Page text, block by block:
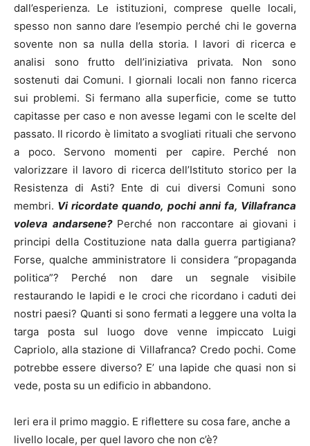
dall’esperienza. Le istituzioni, comprese quelle locali,
spesso non sanno dare l’esempio perché chi le governa
sovente non sa nulla della storia. I lavori di ricerca e
analisi sono frutto dell’iniziativa privata. Non sono
sostenuti dai Comuni. I giornali locali non fanno ricerca
sui problemi. Si fermano alla superficie, come se tutto
capitasse per caso e non avesse legami con le scelte del
passato. Il ricordo è limitato a svogliati rituali che servono
a poco. Servono momenti per capire. Perché non
valorizzare il lavoro di ricerca dell’Istituto storico per la
Resistenza di Asti? Ente di cui diversi Comuni sono
membri. Vi ricordate quando, pochi anni fa, Villafranca
voleva andarsene?Perché non raccontare ai giovani i
principi della Costituzione nata dalla guerra partigiana?
Forse, qualche amministratore li considera “propaganda
politica”? Perché non dare un segnale visibile
restaurando le lapidi e le croci che ricordano i caduti dei
nostri paesi? Quanti si sono fermati a leggere una volta la
targa posta sul luogo dove venne impiccato Luigi
Capriolo, alla stazione di Villafranca? Credo pochi. Come
potrebbe essere diverso? E’ una lapide che quasi non si
vede, posta su un edificio in abbandono.
Ieri era il primo maggio. E riflettere su cosa fare, anche a
livello locale, per quel lavoro che non c’è?